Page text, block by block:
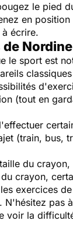
le pied
en
écrire.
le sport est
(tout en
(train, bus,
du
crayon,
exercices
N'hésitez pas
voir la